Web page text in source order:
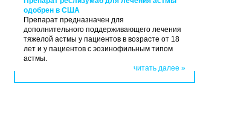
одобрен в США
Препарат предназначен для
дополнительного поддерживающего лечения
тяжелой астмы у пациентов в возрасте от 18
лет и у пациентов с эозинофильным типом
астмы.
читать далее »